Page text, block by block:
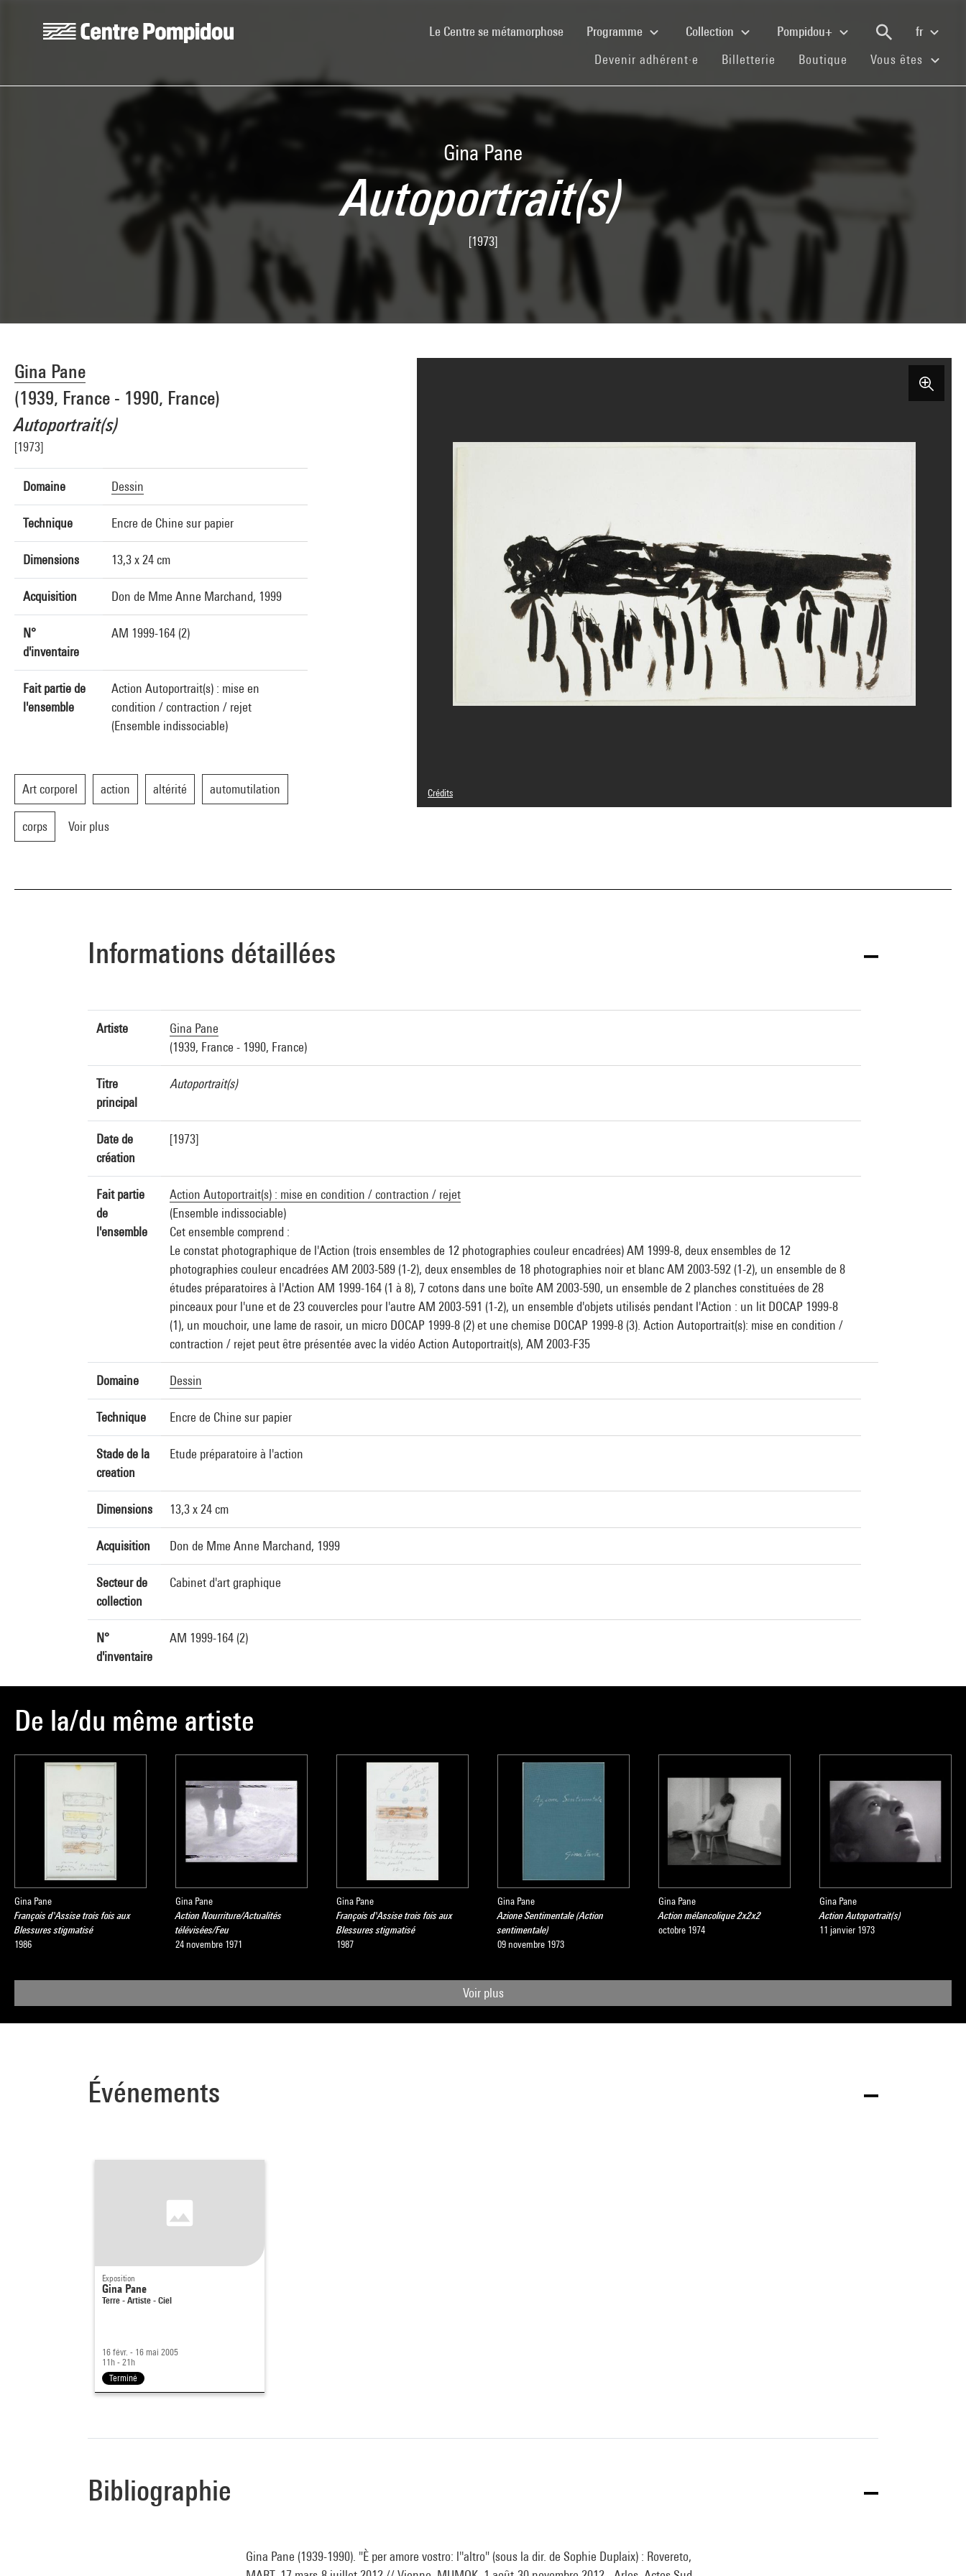
Le Centre se métamorphose(current)Programme Collection Pompidou+
fr
Devenir adhérent·e (current)
Billetterie (current)
Boutique (current)
Vous êtes
Gina Pane
Autoportrait(s)
[1973]
Gina Pane
(1939, France - 1990, France)
Autoportrait(s)
[1973]
Domaine Dessin
Technique Encre de Chine sur papier
Dimensions 13,3 x 24 cm
Acquisition Don de Mme Anne Marchand, 1999
N°
d'inventaire
AM 1999-164 (2)
Fait partie de
l'ensemble
Action Autoportrait(s) : mise en
condition / contraction / rejet
(Ensemble indissociable)
Art corporel action altérité automutilation
corps Voir plus
Crédits
© Adagp, Paris
Informations détaillées
Artiste
Gina Pane
(1939, France - 1990, France)
Titre
principal
Autoportrait(s)
Date de
création
[1973]
Fait partie
de
l'ensemble
Action Autoportrait(s) : mise en condition / contraction / rejet
(Ensemble indissociable)
Cet ensemble comprend :
Le constat photographique de l'Action (trois ensembles de 12 photographies couleur encadrées) AM 1999-8, deux ensembles de 12
photographies couleur encadrées AM 2003-589 (1-2), deux ensembles de 18 photographies noir et blanc AM 2003-592 (1-2), un ensemble de 8
études préparatoires à l'Action AM 1999-164 (1 à 8), 7 cotons dans une boîte AM 2003-590, un ensemble de 2 planches constituées de 28
pinceaux pour l'une et de 23 couvercles pour l'autre AM 2003-591 (1-2), un ensemble d'objets utilisés pendant l'Action : un lit DOCAP 1999-8
(1), un mouchoir, une lame de rasoir, un micro DOCAP 1999-8 (2) et une chemise DOCAP 1999-8 (3). Action Autoportrait(s): mise en condition /
contraction / rejet peut être présentée avec la vidéo Action Autoportrait(s), AM 2003-F35
Domaine Dessin
Technique Encre de Chine sur papier
Stade de la
creation
Etude préparatoire à l'action
Dimensions 13,3 x 24 cm
Acquisition Don de Mme Anne Marchand, 1999
Secteur de
collection
Cabinet d'art graphique
N°
d'inventaire
AM 1999-164 (2)
De la/du même artiste
Gina Pane
François d'Assise trois fois aux
Blessures stigmatisé
1986
Gina Pane
Action Nourriture/Actualités
télévisées/Feu
24 novembre 1971
Gina Pane
François d'Assise trois fois aux
Blessures stigmatisé
1987
Gina Pane
Azione Sentimentale (Action
sentimentale)
09 novembre 1973
Gina Pane
Action mélancolique 2x2x2
octobre 1974
Gina Pane
Action Autoportrait(s)
11 janvier 1973
Voir plus
Événements
Exposition
Gina Pane
Terre - Artiste - Ciel
16 févr. - 16 mai 2005
11h - 21h
Terminé
Bibliographie
Gina Pane (1939-1990). "È per amore vostro: l''altro" (sous la dir. de Sophie Duplaix) : Rovereto,